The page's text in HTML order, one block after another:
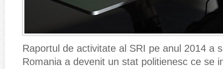
Raportul de activitate al SRI pe anul 2014 a
Romania a devenit un stat politienesc ce se